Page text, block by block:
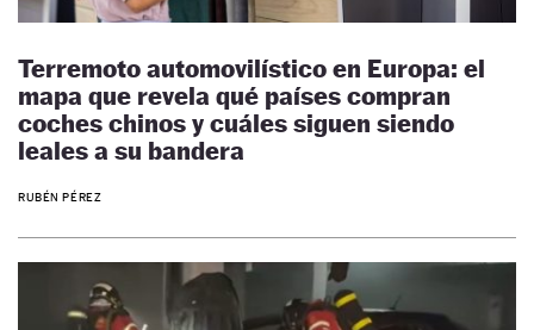
Terremoto automovilístico en Europa: el
mapa que revela qué países compran
coches chinos y cuáles siguen siendo
leales a su bandera
RUBÉN PÉREZ